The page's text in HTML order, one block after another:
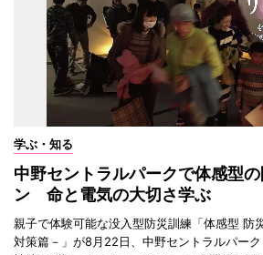
学ぶ・知る
中野セントラルパークで体感型
ン 命と電気の大切さ学ぶ
親子で体験可能な没入型防災訓練「体感型 防
対策篇－」が8月22日、中野セントラルパー